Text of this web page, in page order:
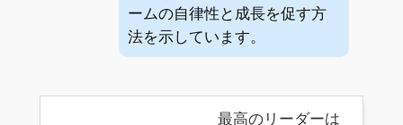
ームの自律性と成長を促す方
法を示しています。
最高のリーダーは